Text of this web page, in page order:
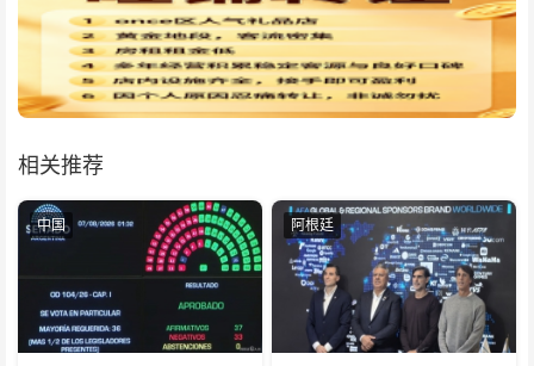
相关推荐
中国 阿根廷